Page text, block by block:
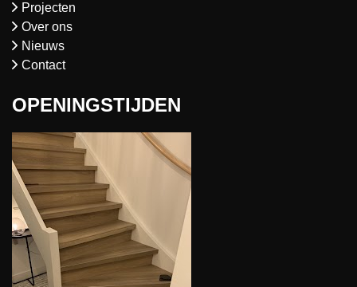
Projecten
Over ons
Nieuws
Contact
OPENINGSTIJDEN